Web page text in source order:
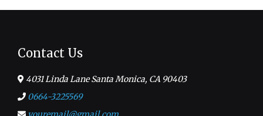
Contact Us
4031 Linda Lane Santa Monica, CA 90403
0664-3225569